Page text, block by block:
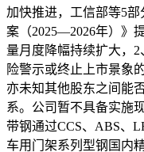
加快推进，工信部等5
案（2025—2026年）》
量月度降幅持续扩大，
险警示或终止上市景象
亦未知其他股东之间能
系。公司暂不具备实施
带钢通过CCS、ABS、
车用门架系列型钢国内